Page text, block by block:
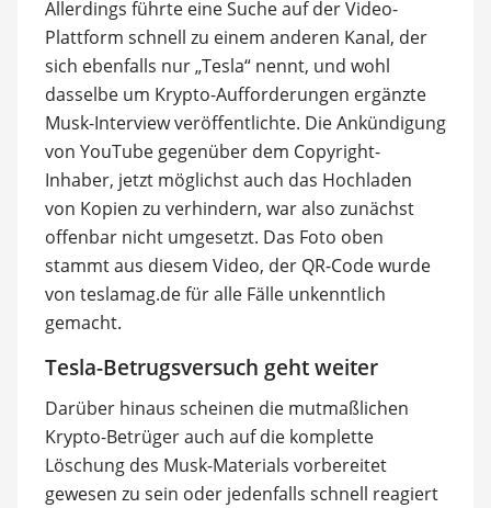
Allerdings führte eine Suche auf der Video-
Plattform schnell zu einem anderen Kanal, der
sich ebenfalls nur „Tesla“ nennt, und wohl
dasselbe um Krypto-Aufforderungen ergänzte
Musk-Interview veröffentlichte. Die Ankündigung
von YouTube gegenüber dem Copyright-
Inhaber, jetzt möglichst auch das Hochladen
von Kopien zu verhindern, war also zunächst
offenbar nicht umgesetzt. Das Foto oben
stammt aus diesem Video, der QR-Code wurde
von teslamag.de für alle Fälle unkenntlich
gemacht.
Tesla-Betrugsversuch geht weiter
Darüber hinaus scheinen die mutmaßlichen
Krypto-Betrüger auch auf die komplette
Löschung des Musk-Materials vorbereitet
gewesen zu sein oder jedenfalls schnell reagiert